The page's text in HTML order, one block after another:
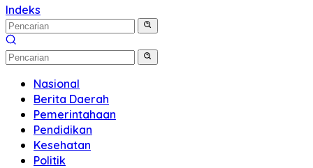
Indeks
Nasional
Berita Daerah
Pemerintahaan
Pendidikan
Kesehatan
Politik